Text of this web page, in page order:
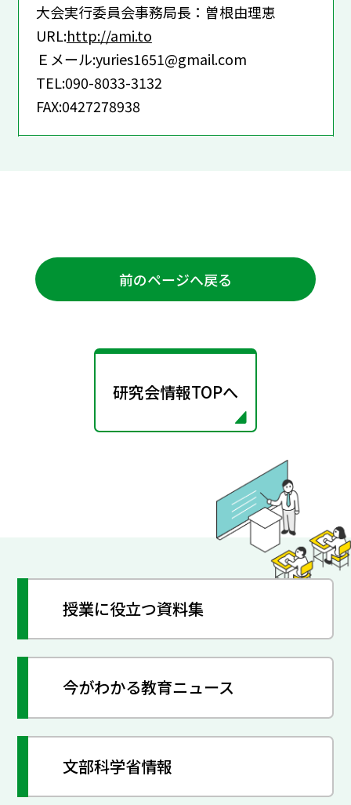
大会実行委員会事務局長：曽根由理恵
URL:http://ami.to
Ｅメール:yuries1651@gmail.com
TEL:090-8033-3132
FAX:0427278938
前のページへ戻る
研究会情報TOPへ
授業に役立つ資料集
今がわかる教育ニュース
文部科学省情報